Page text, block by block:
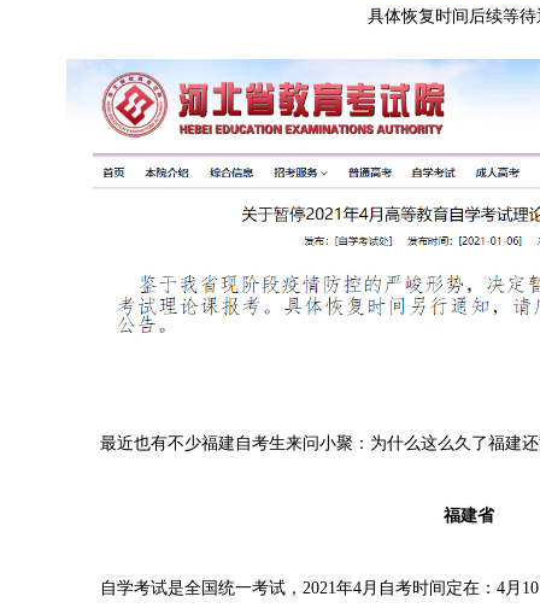
具体恢复时间后续等待
最近也有不少福建自考生来问小聚：为什么这么久了福建还
福建省
自学考试是全国统一考试，2021年4月自考时间定在：4月10